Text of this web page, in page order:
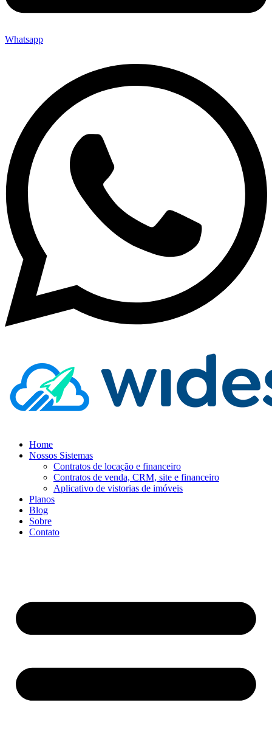
Whatsapp
Home
Nossos Sistemas
Contratos de locação e financeiro
Contratos de venda, CRM, site e financeiro
Aplicativo de vistorias de imóveis
Planos
Blog
Sobre
Contato